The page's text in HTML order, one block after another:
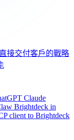
接交付客戶的戰略
Claude
Brightdeck in
client to Brightdeck